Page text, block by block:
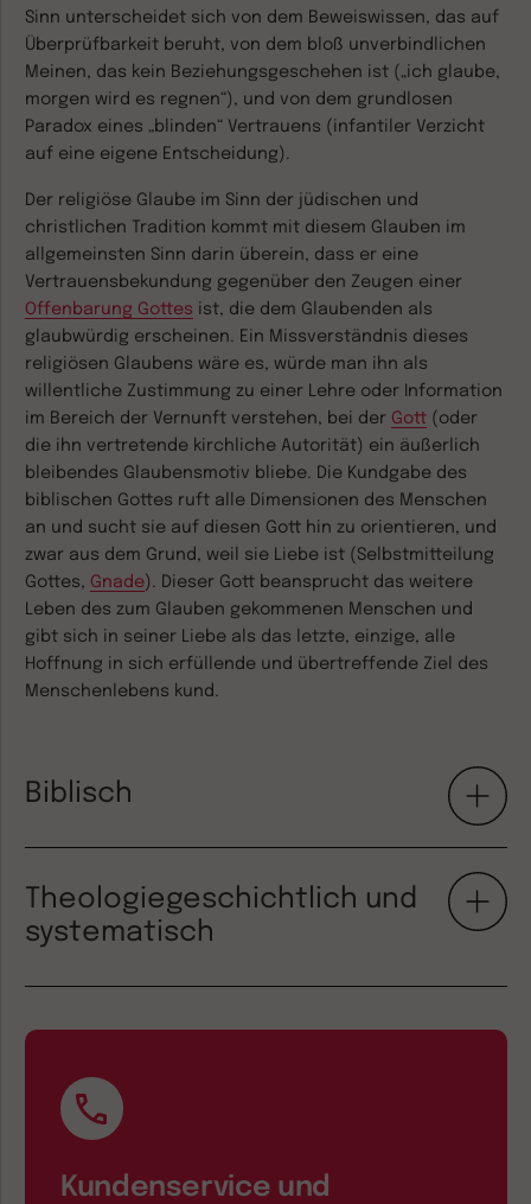
Sinn unterscheidet sich von dem Beweiswissen, das auf
Überprüfbarkeit beruht, von dem bloß unverbindlichen
Meinen, das kein Beziehungsgeschehen ist („ich glaube,
morgen wird es regnen“), und von dem grundlosen
Paradox eines „blinden“ Vertrauens (infantiler Verzicht
auf eine eigene Entscheidung).
Der religiöse Glaube im Sinn der jüdischen und
christlichen Tradition kommt mit diesem Glauben im
allgemeinsten Sinn darin überein, dass er eine
Vertrauensbekundung gegenüber den Zeugen einer
Offenbarung Gottes ist, die dem Glaubenden als
glaubwürdig erscheinen. Ein Missverständnis dieses
religiösen Glaubens wäre es, würde man ihn als
willentliche Zustimmung zu einer Lehre oder Information
im Bereich der Vernunft verstehen, bei der Gott (oder
die ihn vertretende kirchliche Autorität) ein äußerlich
bleibendes Glaubensmotiv bliebe. Die Kundgabe des
biblischen Gottes ruft alle Dimensionen des Menschen
an und sucht sie auf diesen Gott hin zu orientieren, und
zwar aus dem Grund, weil sie Liebe ist (Selbstmitteilung
Gottes, Gnade). Dieser Gott beansprucht das weitere
Leben des zum Glauben gekommenen Menschen und
gibt sich in seiner Liebe als das letzte, einzige, alle
Hoffnung in sich erfüllende und übertreffende Ziel des
Menschenlebens kund.
Biblisch
Theologiegeschichtlich und
systematisch
Kundenservice und